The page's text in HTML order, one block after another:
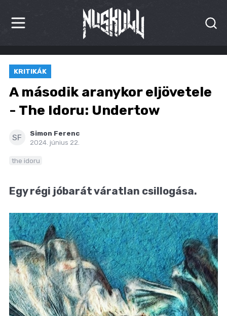
HÍREK
KRITIKÁK
BESZÁMOLÓK
MÁSVILÁG
BLOG
KRITIKÁK
A második aranykor eljövetele
- The Idoru: Undertow
SF
Simon Ferenc
2024. június 22.
the idoru
Egy régi jóbarát váratlan csillogása.